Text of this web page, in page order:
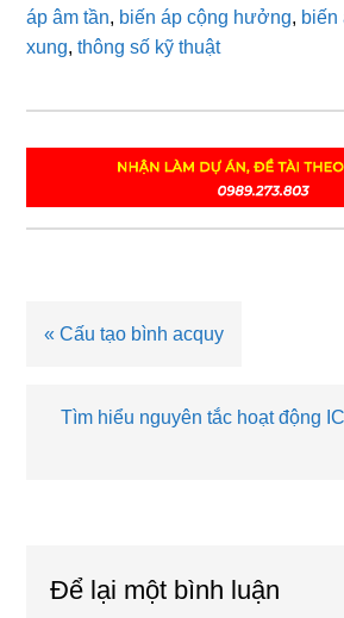
áp âm tần, biến áp cộng hưởng, biến
xung,thông số kỹ thuật
Bài
« Cấu tạo bình acquy
Bài
Tìm hiểu nguyên tắc hoạt động
Để lại một bình luận